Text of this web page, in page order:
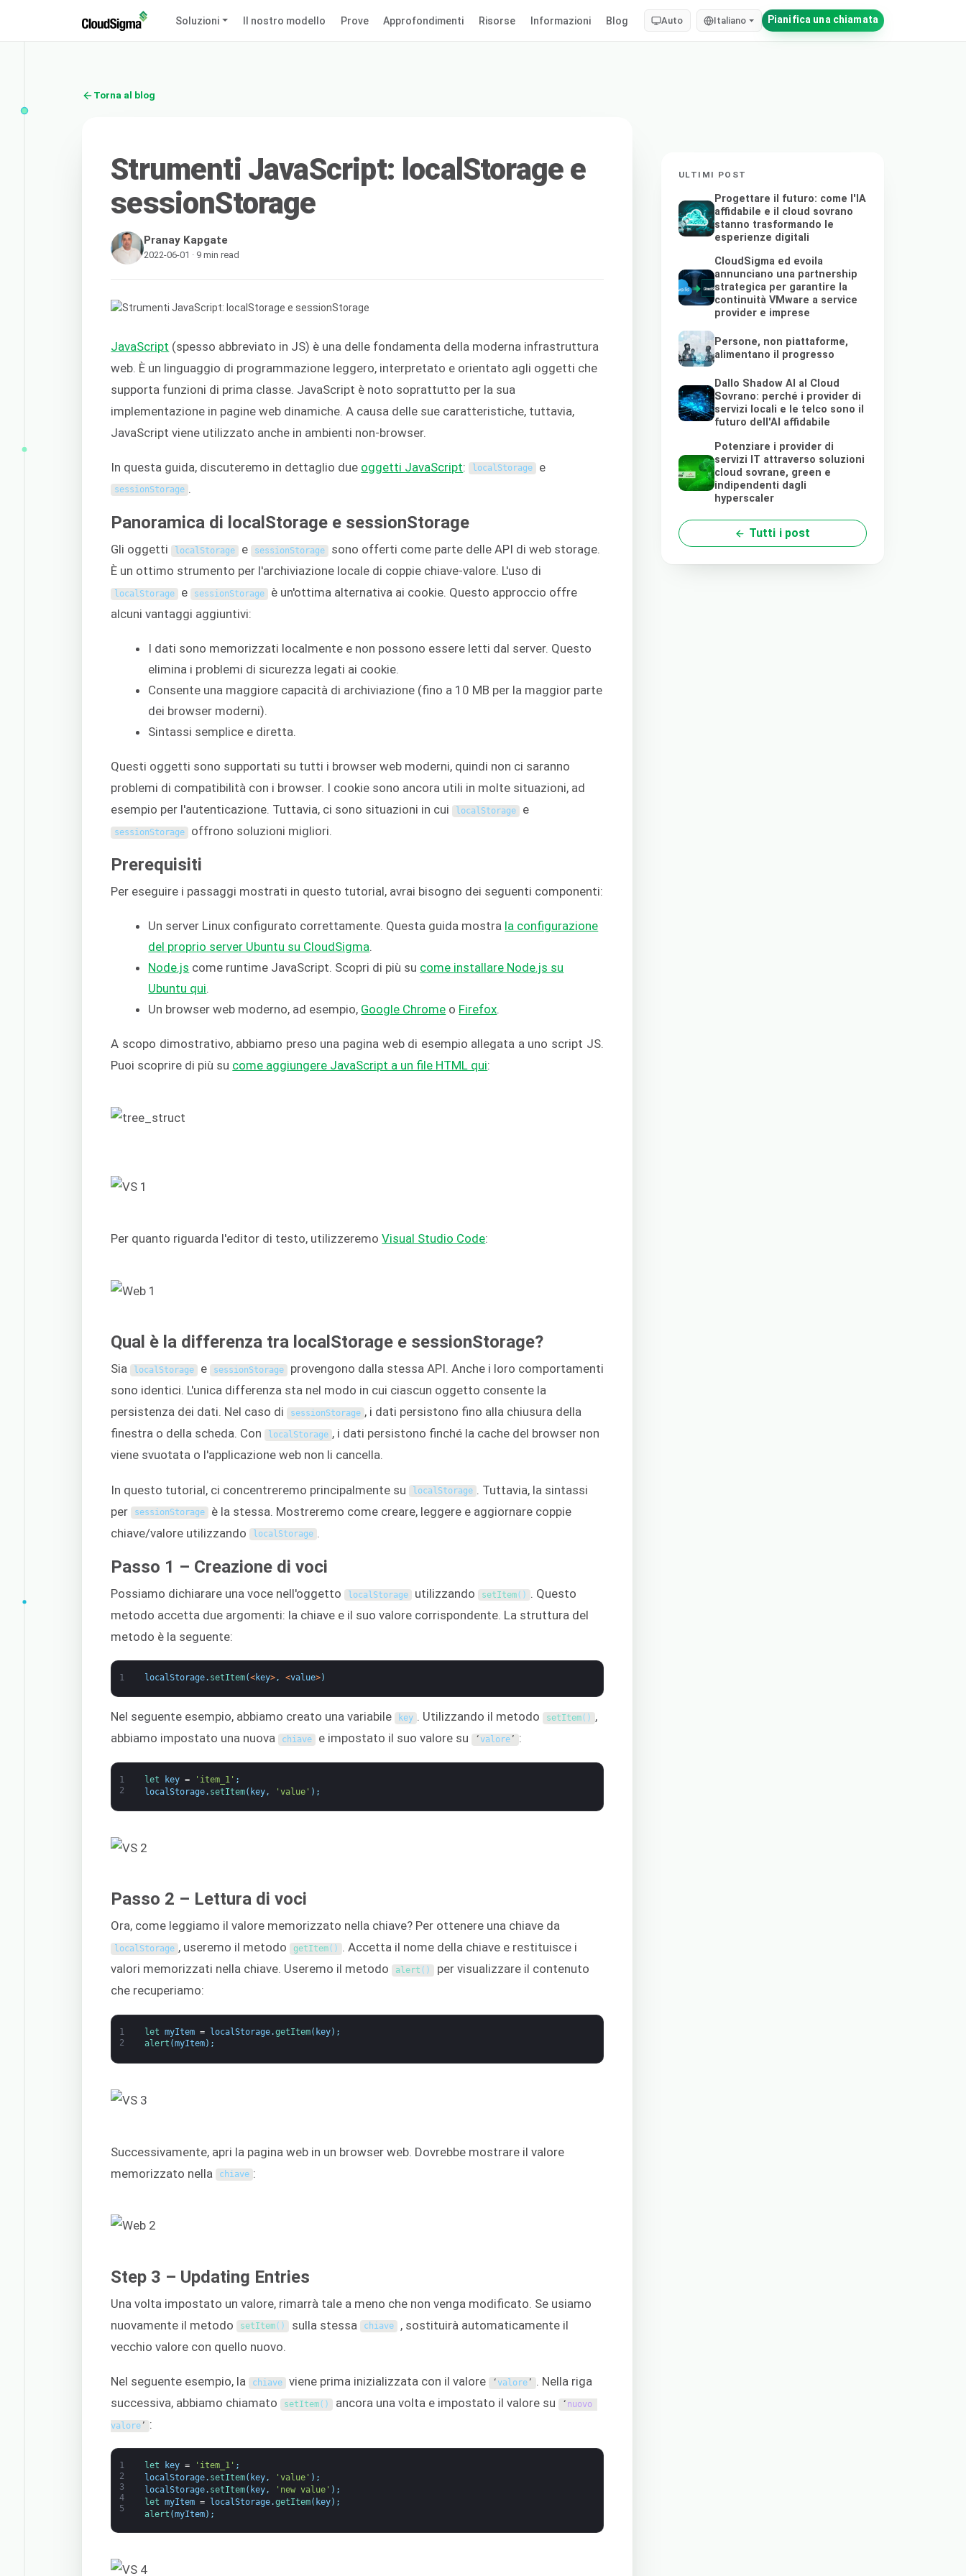
Soluzioni Il nostro modello Prove Approfondimenti Risorse Informazioni Blog Auto Italiano Pianifica una chiamata
Torna al blog
Strumenti JavaScript: localStorage e
sessionStorage
Pranay Kapgate
2022-06-01 · 9 min read
JavaScript (spesso abbreviato in JS) è una delle fondamenta della moderna infrastruttura
web. È un linguaggio di programmazione leggero, interpretato e orientato agli oggetti che
supporta funzioni di prima classe. JavaScript è noto soprattutto per la sua
implementazione in pagine web dinamiche. A causa delle sue caratteristiche, tuttavia,
JavaScript viene utilizzato anche in ambienti non-browser.
In questa guida, discuteremo in dettaglio due oggetti JavaScript: localStorage e
sessionStorage .
Panoramica di localStorage e sessionStorage
Gli oggetti localStorage e sessionStorage sono offerti come parte delle API di web storage.
È un ottimo strumento per l'archiviazione locale di coppie chiave-valore. L'uso di
localStorage e sessionStorage è un'ottima alternativa ai cookie. Questo approccio offre
alcuni vantaggi aggiuntivi:
I dati sono memorizzati localmente e non possono essere letti dal server. Questo
elimina i problemi di sicurezza legati ai cookie.
Consente una maggiore capacità di archiviazione (fino a 10 MB per la maggior parte
dei browser moderni).
Sintassi semplice e diretta.
Questi oggetti sono supportati su tutti i browser web moderni, quindi non ci saranno
problemi di compatibilità con i browser. I cookie sono ancora utili in molte situazioni, ad
esempio per l'autenticazione. Tuttavia, ci sono situazioni in cui localStorage e
sessionStorage offrono soluzioni migliori.
Prerequisiti
Per eseguire i passaggi mostrati in questo tutorial, avrai bisogno dei seguenti componenti:
Un server Linux configurato correttamente. Questa guida mostra la configurazione
del proprio server Ubuntu su CloudSigma
Node.js come runtime JavaScript. Scopri di più su come installare Node.js su
Ubuntu qui
Un browser web moderno, ad esempio, Google Chrome o Firefox
A scopo dimostrativo, abbiamo preso una pagina web di esempio allegata a uno script JS.
Puoi scoprire di più su come aggiungere JavaScript a un file HTML qui:
Per quanto riguarda l'editor di testo, utilizzeremoVisual Studio Code:
Qual è la differenza tra localStorage e sessionStorage?
Sia localStorage e sessionStorage provengono dalla stessa API. Anche i loro comportamenti
sono identici. L'unica differenza sta nel modo in cui ciascun oggetto consente la
persistenza dei dati. Nel caso di sessionStorage , i dati persistono fino alla chiusura della
finestra o della scheda. Con localStorage , i dati persistono finché la cache del browser non
viene svuotata o l'applicazione web non li cancella.
In questo tutorial, ci concentreremo principalmente su localStorage . Tuttavia, la sintassi
per sessionStorage è la stessa. Mostreremo come creare, leggere e aggiornare coppie
chiave/valore utilizzando localStorage .
Passo 1 – Creazione di voci
Possiamo dichiarare una voce nell'oggetto localStorage utilizzando setItem( ) . Questo
metodo accetta due argomenti: la chiave e il suo valore corrispondente. La struttura del
metodo è la seguente:
1 localStorage. setItem(<key>, <value>)
Nel seguente esempio, abbiamo creato una variabile key . Utilizzando il metodo setItem( ) ,
abbiamo impostato una nuova chiave e impostato il suo valore su ‘valore’ :
1
2
let key = 'item_1' ;
localStorage. setItem( key, 'value' ) ;
Passo 2 – Lettura di voci
Ora, come leggiamo il valore memorizzato nella chiave? Per ottenere una chiave da
localStorage , useremo il metodo getItem( ) . Accetta il nome della chiave e restituisce i
valori memorizzati nella chiave. Useremo il metodo alert ( ) per visualizzare il contenuto
che recuperiamo:
1
2
let myItem = localStorage.getItem( key) ;
alert (myItem) ;
Successivamente, apri la pagina web in un browser web. Dovrebbe mostrare il valore
memorizzato nella chiave :
Step 3 – Updating Entries
Una volta impostato un valore, rimarrà tale a meno che non venga modificato. Se usiamo
nuovamente il metodo setItem( ) sulla stessa chiave , sostituirà automaticamente il
vecchio valore con quello nuovo.
Nel seguente esempio, la chiave viene prima inizializzata con il valore ‘valore’ . Nella riga
successiva, abbiamo chiamato setItem( ) ancora una volta e impostato il valore su ‘ nuovo
valore ’ :
1
2
3
4
5
let key = 'item_1' ;
localStorage. setItem( key, 'value' ) ;
localStorage. setItem( key, 'new value' ) ;
let myItem = localStorage.getItem( key) ;
alert (myItem) ;
ULTIMI POST
Progettare il futuro: come l'IA
affidabile e il cloud sovrano
stanno trasformando le
esperienze digitali
CloudSigma ed evoila
annunciano una partnership
strategica per garantire la
continuità VMware a service
provider e imprese
Persone, non piattaforme,
alimentano il progresso
Dallo Shadow AI al Cloud
Sovrano: perché i provider di
servizi locali e le telco sono il
futuro dell'AI affidabile
Potenziare i provider di
servizi IT attraverso soluzioni
cloud sovrane, green e
indipendenti dagli
hyperscaler
Tutti i post